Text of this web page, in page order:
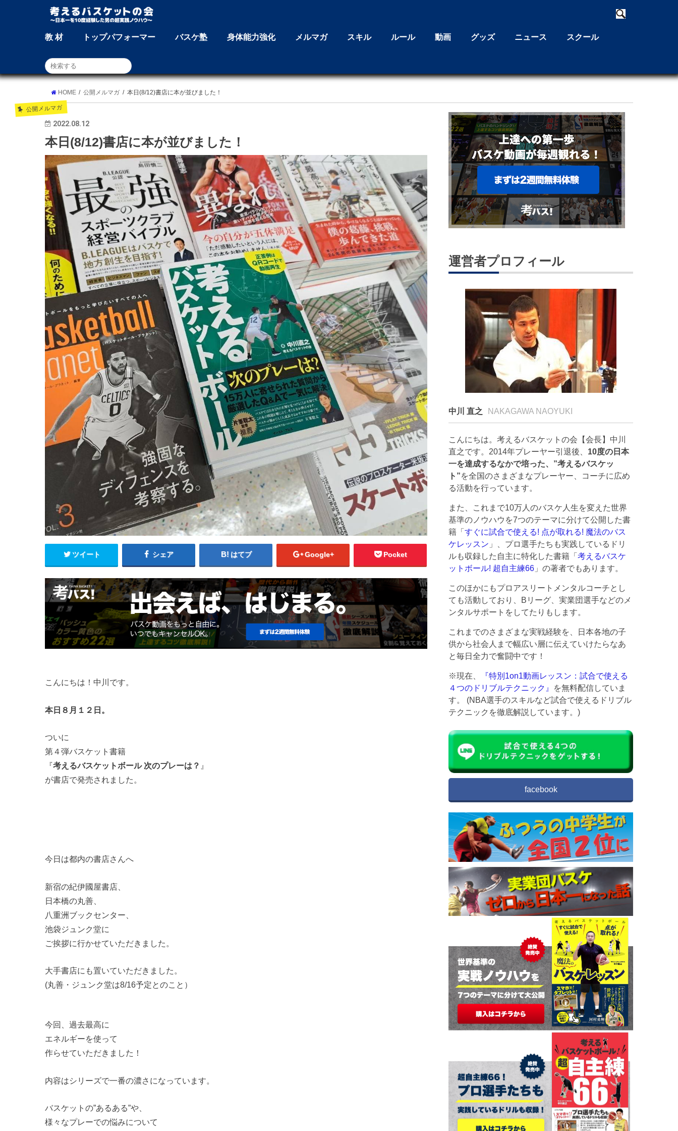
教 材 トップパフォーマー バスケ塾 身体能力強化 メルマガ スキル ルール 動画 グッズ ニュース スクール
HOME 公開メルマガ 本日(8/12)書店に本が並びました！
公開メルマガ
2022.08.12
本日(8/12)書店に本が並びました！
ツイート シェア はてブ Google+ Pocket
こんにちは！中川です。
本日８月１２日。
ついに
第４弾バスケット書籍
『考えるバスケットボール 次のプレーは？ 』
が書店で発売されました。
今日は都内の書店さんへ
新宿の紀伊國屋書店、
日本橋の丸善、
八重洲ブックセンター、
池袋ジュンク堂に
ご挨拶に行かせていただきました。
大手書店にも置いていただきました。
(丸善・ジュンク堂は8/16予定とのこと）
今回、過去最高に
エネルギーを使って
作らせていただきました！
内容はシリーズで一番の濃さになっています。
バスケットの”あるある”や、
様々なプレーでの悩みについて
運営者プロフィール
中川 直之 NAKAGAWA NAOYUKI
こんにちは。考えるバスケットの会【会長】中川
直之です。2014年プレーヤー引退後、 10度の日本
一を達成するなかで培った、”考えるバスケッ
ト”を全国のさまざまなプレーヤー、コーチに広め
る活動を行っています。
また、これまで10万人のバスケ人生を変えた世界
基準のノウハウを7つのテーマに分けて公開した書
籍「すぐに試合で使える! 点が取れる! 魔法のバス
ケレッスン 」、プロ選手たちも実践しているドリ
ルも収録した自主に特化した書籍「考えるバスケ
ットボール! 超自主練66 」の著者でもあります。
このほかにもプロアスリートメンタルコーチとし
ても活動しており、Bリーグ、実業団選手などのメ
ンタルサポートをしてたりもします。
これまでのさまざまな実戦経験を、日本各地の子
供から社会人まで幅広い層に伝えていけたらなあ
と毎日全力で奮闘中です！
※現在、
『特別1on1動画レッスン：試合で使える
４つのドリブルテクニック』
を無料配信していま
す。 (NBA選手のスキルなど試合で使えるドリブル
テクニックを徹底解説しています。)
facebook